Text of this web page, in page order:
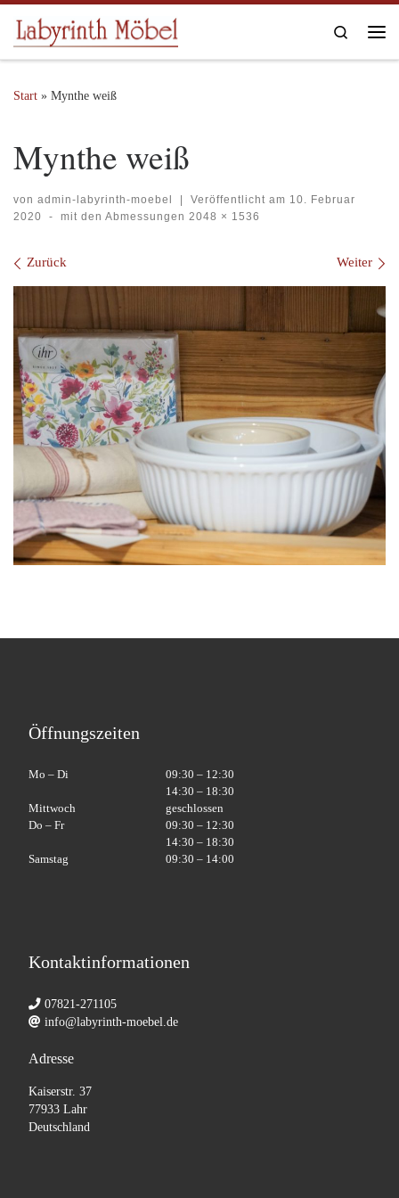
Zum Inhalt springen
Search
Start » Mynthe weiß
Mynthe weiß
von admin-labyrinth-moebel | Veröffentlicht am 10. Februar
2020
- mit den Abmessungen 2048 × 1536
Bilder Navigation
Zurück Weiter
Öffnungszeiten
Mo – Di
09:30 – 12:30
14:30 – 18:30
Mittwoch
geschlossen
Do – Fr
09:30 – 12:30
14:30 – 18:30
Samstag
09:30 – 14:00
Kontaktinformationen
07821-271105
info@labyrinth-moebel.de
Adresse
Kaiserstr. 37
77933 Lahr
Deutschland